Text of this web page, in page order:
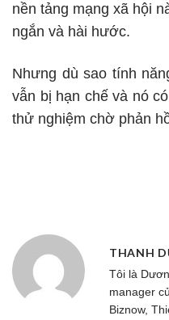
nền tảng mạng xã hội
ngắn và hài hước.
Nhưng dù sao tính
vẫn bị hạn chế và nó
thử nghiệm chờ phản
THANH
Tôi là
manager
Biznow,